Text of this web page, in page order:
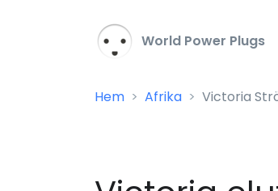
World Power Plugs
Hem Afrika Victoria